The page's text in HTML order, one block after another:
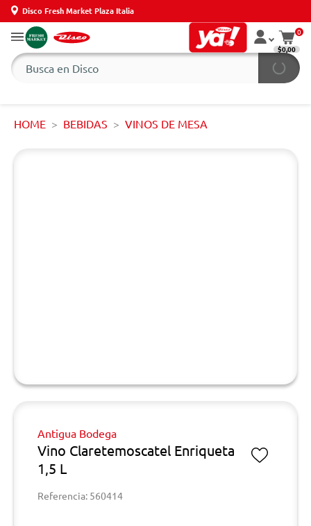
Disco Fresh Market Plaza Italia
0
$0,00
HOME BEBIDAS VINOS DE MESA
Antigua Bodega
Vino Claretemoscatel Enriqueta
1,5 L
Referencia: 560414